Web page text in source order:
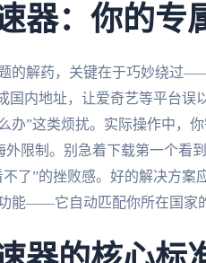
器：你的专
的解药，关键在于巧妙绕过
国内地址，让爱奇艺等平台误
办”这类烦扰。实际操作中，
外限制。别急着下载第一个看
了”的挫败感。好的解决方案
能——它自动匹配你所在国家